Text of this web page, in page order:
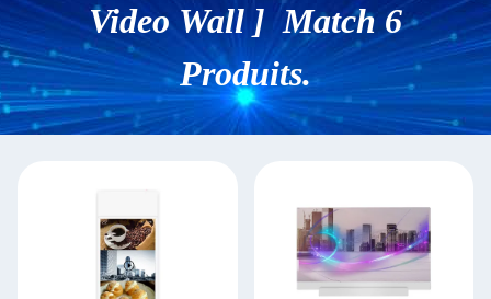
Video Wall ] Match 6
Produits.